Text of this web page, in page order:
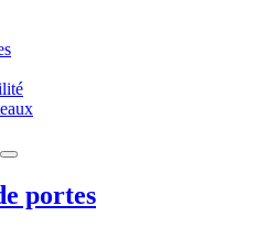
portes